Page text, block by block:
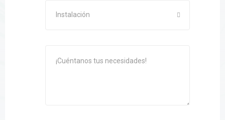
Instalación